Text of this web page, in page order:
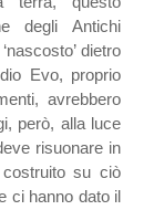
degli Antichi
dietro
Evo, proprio
avrebbero
però, alla luce
risuonare in
costruito su ciò
ci hanno dato il